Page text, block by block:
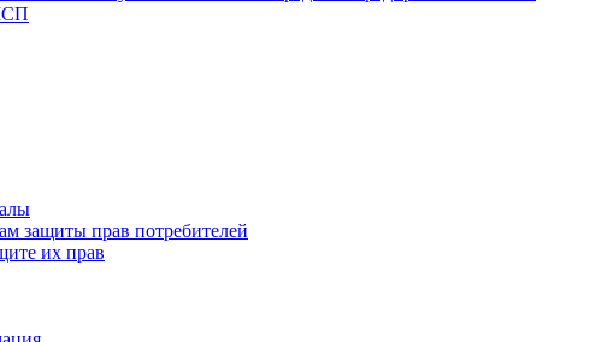
защиты прав потребителей
их прав